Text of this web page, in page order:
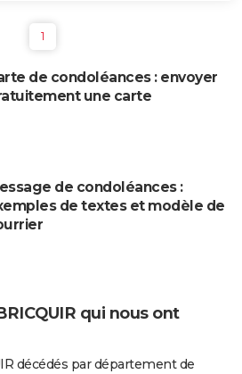
1
de condoléances : envoyer
une carte
de condoléances :
de textes et modèle de
qui nous ont
décédés par département de